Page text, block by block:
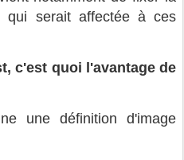
qui serait affectée à ces
c'est quoi l'avantage de
une définition d'image